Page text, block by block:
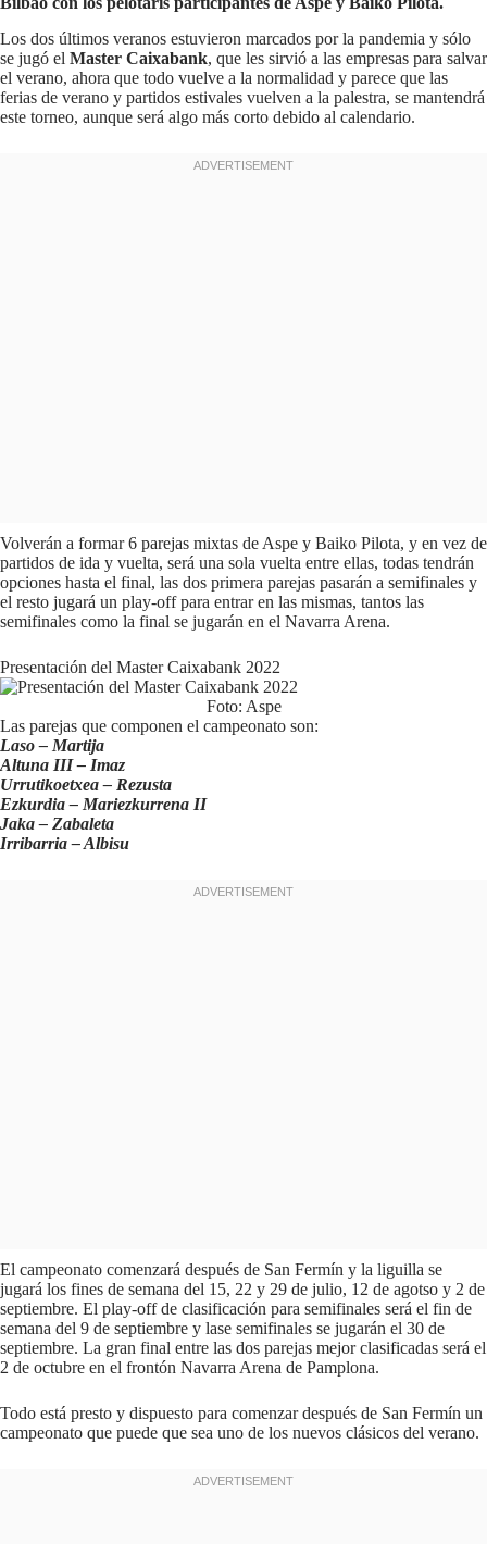
Los dos últimos veranos estuvieron marcados por la pandemia y sólo
se jugó el Master Caixabank, que les sirvió a las empresas para salvar
el verano, ahora que todo vuelve a la normalidad y parece que las
ferias de verano y partidos estivales vuelven a la palestra, se mantendrá
este torneo, aunque será algo más corto debido al calendario.
Volverán a formar 6 parejas mixtas de Aspe y Baiko Pilota, y en vez de
partidos de ida y vuelta, será una sola vuelta entre ellas, todas tendrán
opciones hasta el final, las dos primera parejas pasarán a semifinales y
el resto jugará un play-off para entrar en las mismas, tantos las
semifinales como la final se jugarán en el Navarra Arena.
Presentación del Master Caixabank 2022
Foto: Aspe
Las parejas que componen el campeonato son:
Laso – Martija
Altuna III – Imaz
Urrutikoetxea – Rezusta
Ezkurdia – Mariezkurrena II
Jaka – Zabaleta
Irribarria – Albisu
El campeonato comenzará después de San Fermín y la liguilla se
jugará los fines de semana del 15, 22 y 29 de julio, 12 de agotso y 2 de
septiembre. El play-off de clasificación para semifinales será el fin de
semana del 9 de septiembre y lase semifinales se jugarán el 30 de
septiembre. La gran final entre las dos parejas mejor clasificadas será el
2 de octubre en el frontón Navarra Arena de Pamplona.
Todo está presto y dispuesto para comenzar después de San Fermín un
campeonato que puede que sea uno de los nuevos clásicos del verano.